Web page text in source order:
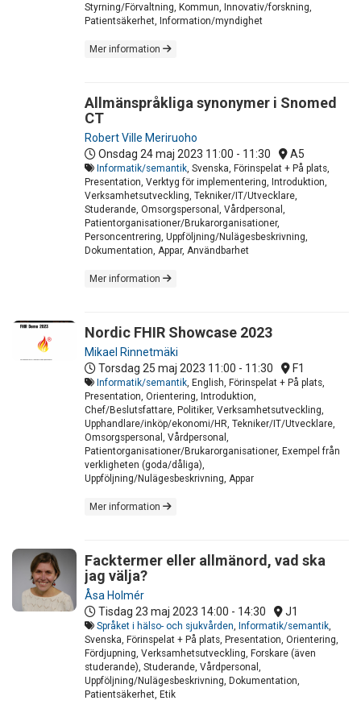
Styrning/Förvaltning, Kommun, Innovativ/forskning,
Patientsäkerhet, Information/myndighet
Mer information
Allmänspråkliga synonymer i Snomed
CT
Robert Ville Meriruoho
Onsdag 24 maj 2023 11:00 - 11:30 A5
Informatik/semantik , Svenska, Förinspelat + På plats,
Presentation, Verktyg för implementering, Introduktion,
Verksamhetsutveckling, Tekniker/IT/Utvecklare,
Studerande, Omsorgspersonal, Vårdpersonal,
Patientorganisationer/Brukarorganisationer,
Personcentrering, Uppföljning/Nulägesbeskrivning,
Dokumentation, Appar, Användbarhet
Mer information
Nordic FHIR Showcase 2023
Mikael Rinnetmäki
Torsdag 25 maj 2023 11:00 - 11:30 F1
Informatik/semantik , English, Förinspelat + På plats,
Presentation, Orientering, Introduktion,
Chef/Beslutsfattare, Politiker, Verksamhetsutveckling,
Upphandlare/inköp/ekonomi/HR, Tekniker/IT/Utvecklare,
Omsorgspersonal, Vårdpersonal,
Patientorganisationer/Brukarorganisationer, Exempel från
verkligheten (goda/dåliga),
Uppföljning/Nulägesbeskrivning, Appar
Mer information
Facktermer eller allmänord, vad ska
jag välja?
Åsa Holmér
Tisdag 23 maj 2023 14:00 - 14:30 J1
Språket i hälso- och sjukvården Informatik/semantik
Svenska, Förinspelat + På plats, Presentation, Orientering,
Fördjupning, Verksamhetsutveckling, Forskare (även
studerande), Studerande, Vårdpersonal,
Uppföljning/Nulägesbeskrivning, Dokumentation,
Patientsäkerhet, Etik